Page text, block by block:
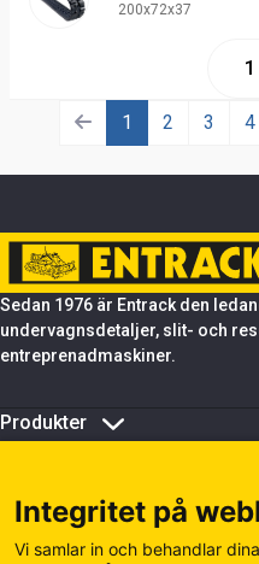
200x72x37
1 2 3 4
Sedan 1976 är Entrack den
undervagnsdetaljer, slit- och
entreprenadmaskiner.
Produkter
Hantera kakor
Cookiepolicy
Integritet på
Vi samlar in och behandlar